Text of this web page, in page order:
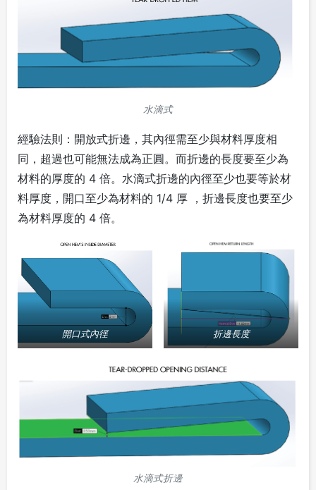
水滴式
經驗法則 ：開放式折邊，其內徑需至少與材料厚度相
同，超過也可能無法成為正圓。而折邊的長度要至少為
材料的厚度的 4 倍。水滴式折邊的內徑至少也要等於材
料厚度，開口至少為材料的 1/4 厚 ，折邊長度也要至少
為材料厚度的 4 倍。
開口式內徑 折邊長度
水滴式折邊